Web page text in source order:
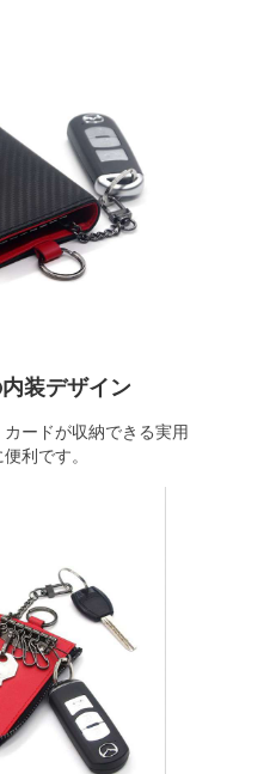
装デザイン
ードが収納できる実用
利です。